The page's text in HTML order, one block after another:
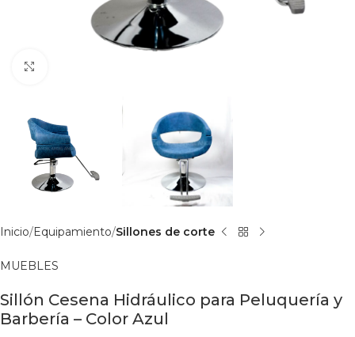
Inicio Equipamiento Sillones de corte
MUEBLES
Sillón Cesena Hidráulico para Peluquería y
Barbería – Color Azul